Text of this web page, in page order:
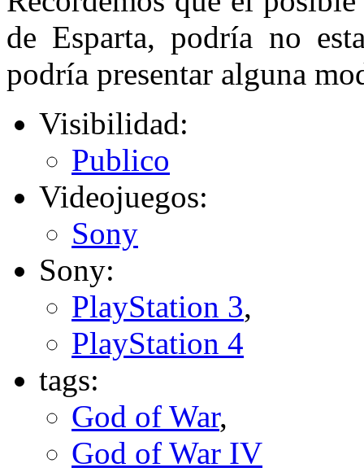
de Esparta, podría no
podría presentar alguna
Visibilidad:
Publico
Videojuegos:
Sony
Sony:
PlayStation 3,
PlayStation 4
tags:
God of War,
God of War IV